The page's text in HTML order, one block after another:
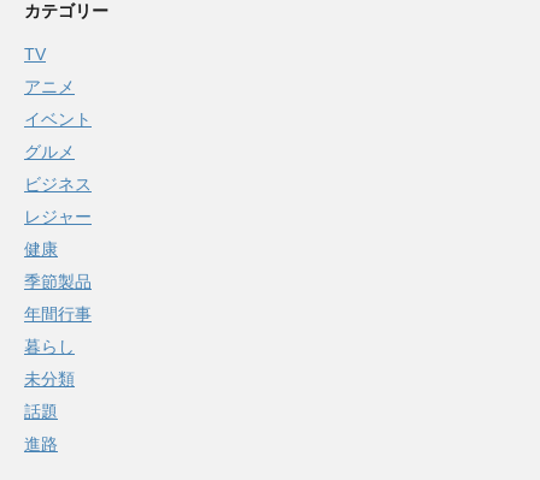
カテゴリー
TV
アニメ
イベント
グルメ
ビジネス
レジャー
健康
季節製品
年間行事
暮らし
未分類
話題
進路